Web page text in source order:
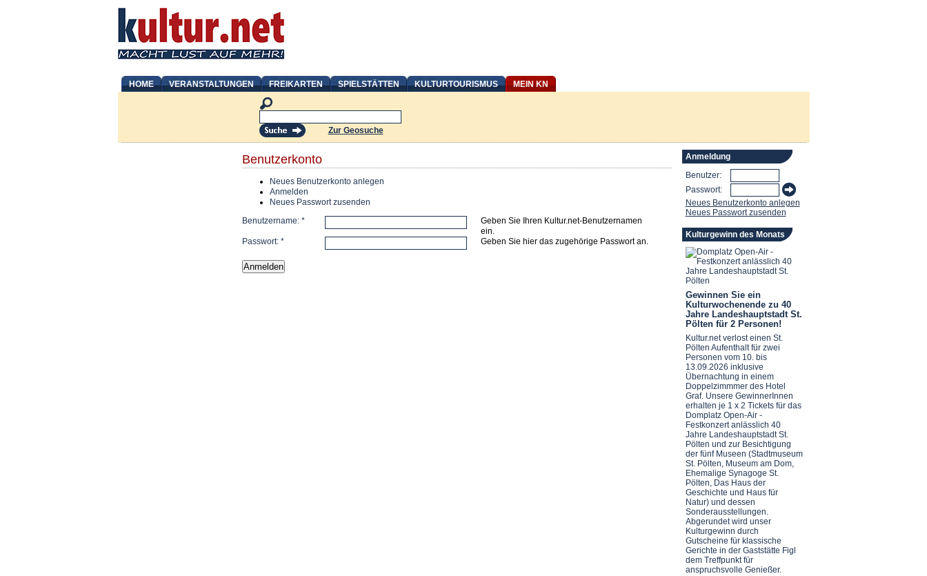
HOME VERANSTALTUNGEN FREIKARTEN SPIELSTÄTTEN KULTURTOURISMUS MEIN KN
Zur Geosuche
Benutzerkonto
Neues Benutzerkonto anlegen
Anmelden
Neues Passwort zusenden
Benutzername: *
Geben Sie Ihren Kultur.net-Benutzernamen
ein.
Passwort: * Geben Sie hier das zugehörige Passwort an.
Anmeldung
Benutzer:
Passwort:
Neues Benutzerkonto anlegen
Neues Passwort zusenden
Kulturgewinn des Monats
Gewinnen Sie ein
Kulturwochenende zu 40
Jahre Landeshauptstadt St.
Pölten für 2 Personen!
Kultur.net verlost einen St.
Pölten Aufenthalt für zwei
Personen vom 10. bis
13.09.2026 inklusive
Übernachtung in einem
Doppelzimmmer des Hotel
Graf. Unsere GewinnerInnen
erhalten je 1 x 2 Tickets für das
Domplatz Open-Air -
Festkonzert anlässlich 40
Jahre Landeshauptstadt St.
Pölten und zur Besichtigung
der fünf Museen (Stadtmuseum
St. Pölten, Museum am Dom,
Ehemalige Synagoge St.
Pölten, Das Haus der
Geschichte und Haus für
Natur) und dessen
Sonderausstellungen.
Abgerundet wird unser
Kulturgewinn durch
Gutscheine für klassische
Gerichte in der Gaststätte Figl
dem Treffpunkt für
anspruchsvolle Genießer.